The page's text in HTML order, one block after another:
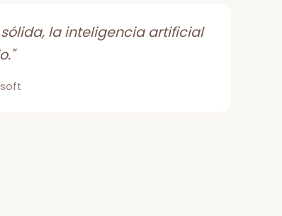
la inteligencia artificial